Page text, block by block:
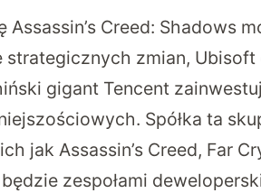
Creed: Shadows
zmian, Ubisoft
gigant Tencent
Spółka ta
jak Assassin’s Creed, Far
zespołami